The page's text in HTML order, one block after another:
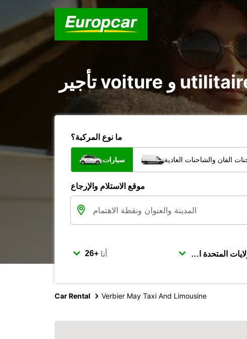
ما نوع المركبة؟
سيارات الفان والشاحنات العادية
موقع الاستلام والإرجاع
أنا
Car Rental Verbier May Taxi And Limousine